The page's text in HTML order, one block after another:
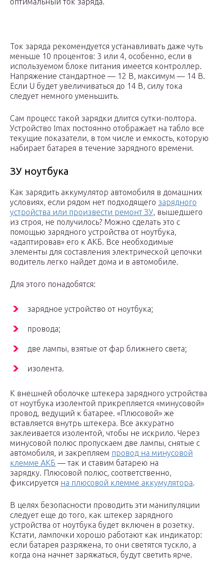
Ток заряда рекомендуется устанавливать даже чуть
меньше 10 процентов: 3 или 4, особенно, если в
используемом блоке питания имеется контроллер.
Напряжение стандартное — 12 В, максимум — 14 В.
Если U будет увеличиваться до 14 В, силу тока
следует немного уменьшить.
Сам процесс такой зарядки длится сутки-полтора.
Устройство Imax постоянно отображает на табло все
текущие показатели, в том числе и емкость, которую
набирает батарея в течение зарядного времени.
ЗУ ноутбука
Как зарядить аккумулятор автомобиля в домашних
условиях, если рядом нет подходящего зарядного
устройства или произвести ремонт ЗУ, вышедшего
из строя, не получилось? Можно сделать это с
помощью зарядного устройства от ноутбука,
«адаптировав» его к АКБ. Все необходимые
элементы для составления электрической цепочки
водитель легко найдет дома и в автомобиле.
Для этого понадобятся:
зарядное устройство от ноутбука;
провода;
две лампы, взятые от фар ближнего света;
изолента.
К внешней оболочке штекера зарядного устройства
от ноутбука изолентой прикрепляется «минусовой»
провод, ведущий к батарее. «Плюсовой» же
вставляется внутрь штекера. Все аккуратно
заклеивается изолентой, чтобы не искрило. Через
минусовой полюс пропускаем две лампы, снятые с
автомобиля, и закрепляем провод на минусовой
клемме АКБ — так и ставим батарею на
зарядку. Плюсовой полюс, соответственно,
фиксируется на плюсовой клемме аккумулятора.
В целях безопасности проводить эти манипуляции
следует еще до того, как штекер зарядного
устройства от ноутбука будет включен в розетку.
Кстати, лампочки хорошо работают как индикатор:
если батарея разряжена, то они светятся тускло, а
когда она начнет заряжаться, будут светить ярче.